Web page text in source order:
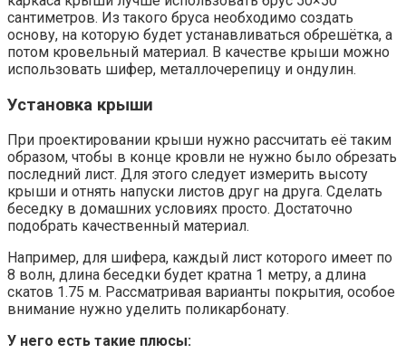
сантиметров. Из такого бруса необходимо создать
основу, на которую будет устанавливаться обрешётка, а
потом кровельный материал. В качестве крыши можно
использовать шифер, металлочерепицу и ондулин.
Установка крыши
При проектировании крыши нужно рассчитать её таким
образом, чтобы в конце кровли не нужно было обрезать
последний лист. Для этого следует измерить высоту
крыши и отнять напуски листов друг на друга. Сделать
беседку в домашних условиях просто. Достаточно
подобрать качественный материал.
Например, для шифера, каждый лист которого имеет по
8 волн, длина беседки будет кратна 1 метру, а длина
скатов 1.75 м. Рассматривая варианты покрытия, особое
внимание нужно уделить поликарбонату.
У него есть такие плюсы: